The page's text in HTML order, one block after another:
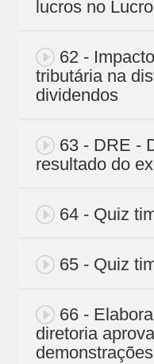
lucros no
62 -
tributária na
dividendos
63 - DRE -
resultado do
64 - Quiz
65 - Quiz
66 -
diretoria